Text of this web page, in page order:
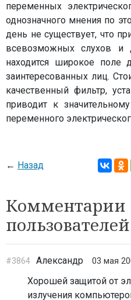
переменных
однозначного мнения по
день не существует, что
всевозможных слухов и
находится широкое поле
заинтересованных лиц.
качественный фильтр,
приводит к
переменного
← Назад
Комментарии
#3864 Александр 03 мая
Хорошей защитой от
излучения